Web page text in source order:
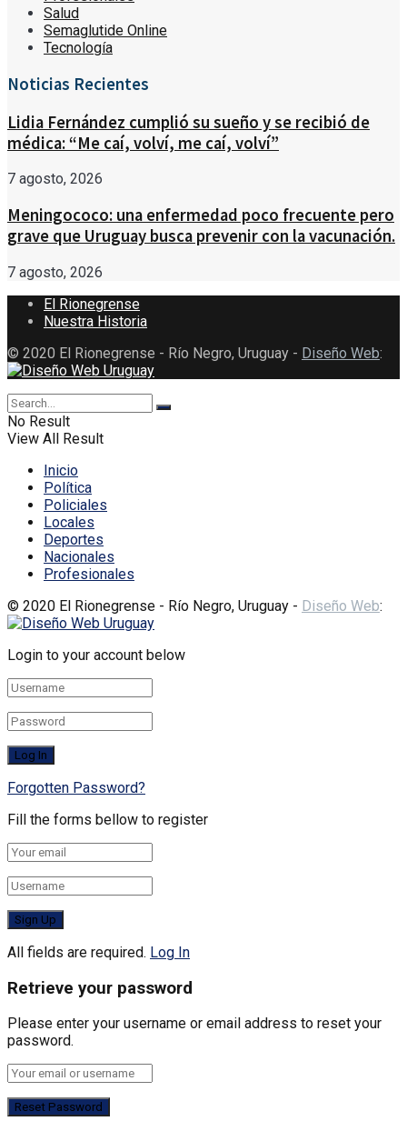
Salud
Semaglutide Online
Tecnología
Noticias Recientes
Lidia Fernández cumplió su sueño y se recibió de
médica: “Me caí, volví, me caí, volví”
7 agosto, 2026
Meningococo: una enfermedad poco frecuente pero
grave que Uruguay busca prevenir con la vacunación.
7 agosto, 2026
El Rionegrense
Nuestra Historia
© 2020 El Rionegrense - Río Negro, Uruguay - Diseño Web:
No Result
View All Result
Inicio
Política
Policiales
Locales
Deportes
Nacionales
Profesionales
© 2020 El Rionegrense - Río Negro, Uruguay - Diseño Web:
Login to your account below
Forgotten Password?
Fill the forms bellow to register
All fields are required. Log In
Retrieve your password
Please enter your username or email address to reset your
password.